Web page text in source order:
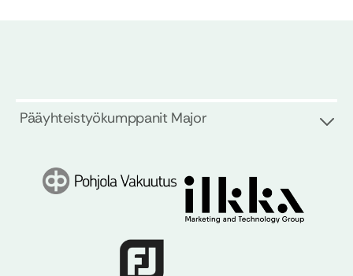
Pääyhteistyökumppanit Major